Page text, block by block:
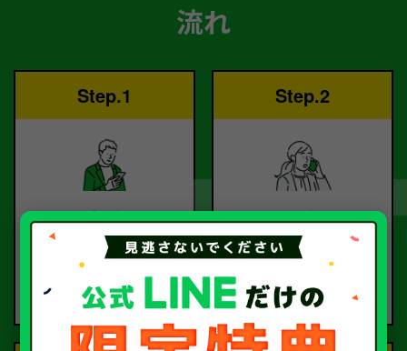
流れ
Step.1
ご依頼
お電話または査定フォー
ご依頼ください。
Step.2
査定
査定のプロが
お電話で回答いたしま
す。